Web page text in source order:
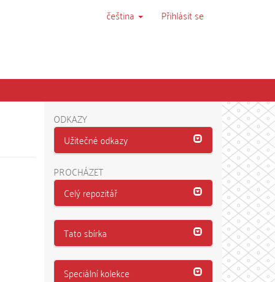
čeština Přihlásit se
ODKAZY
Užitečné odkazy
PROCHÁZET
Celý repozitář
Tato sbírka
Speciální kolekce